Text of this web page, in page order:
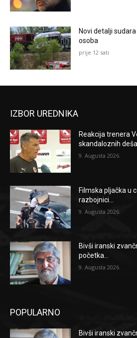
Novi detalji
osoba
prije 12 sati
IZBOR UREDNIKA
Reakcija trenera
skandaloznih
9. Augusta 2026.
Filmska pljačka u
razbojnici...
9. Augusta 2026.
Bivši iranski
početka...
9. Augusta 2026.
POPULARNO
Bivši iranski